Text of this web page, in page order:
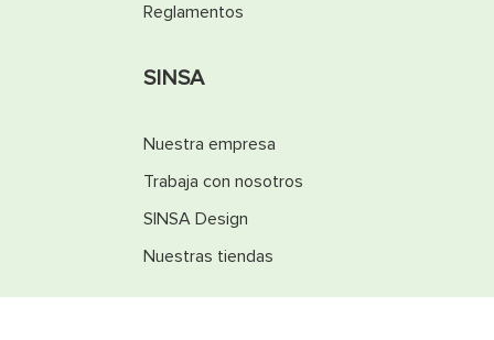
Reglamentos
SINSA
Nuestra empresa
Trabaja con nosotros
SINSA Design
Nuestras tiendas